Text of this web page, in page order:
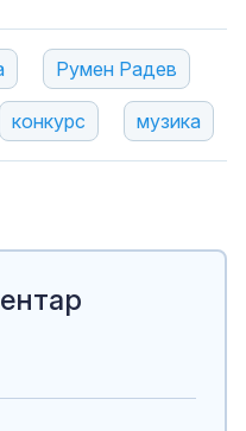
Румен Радев
конкурс музика